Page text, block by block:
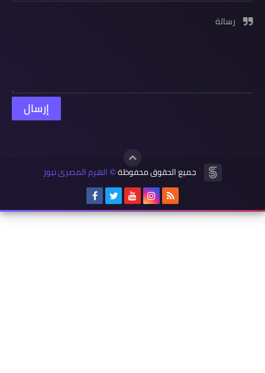
رسالة
جميع الحقوق محفوظة© الهرم المصرى نيوز